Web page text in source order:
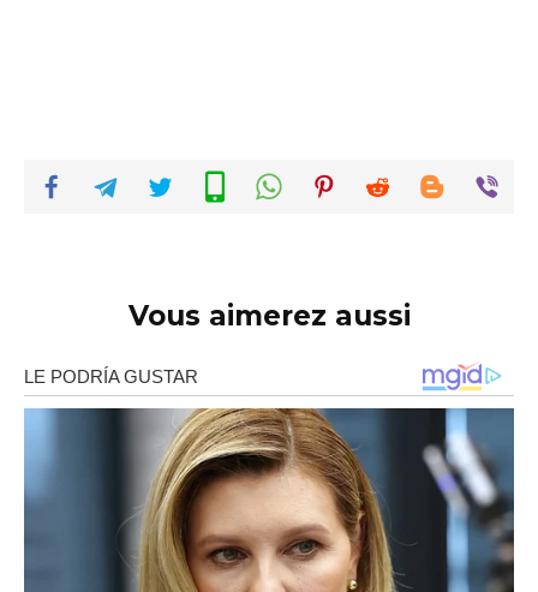
Vous aimerez aussi